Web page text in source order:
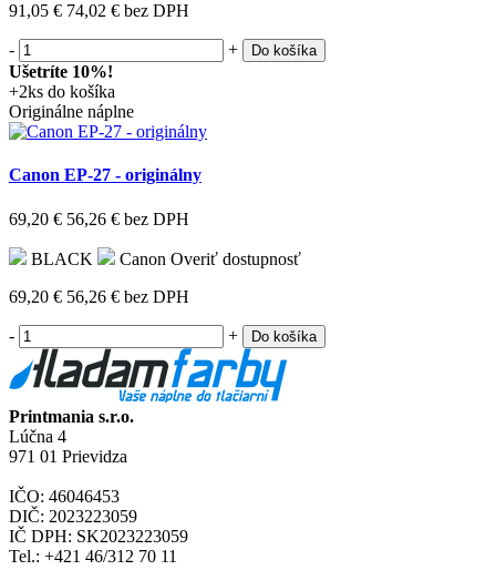
91,05 € 74,02 € bez DPH
- + Do košíka
Ušetríte 10%!
+2ks do košíka
Originálne náplne
Canon EP-27 - originálny
69,20 € 56,26 € bez DPH
BLACK Canon Overiť dostupnosť
69,20 € 56,26 € bez DPH
- + Do košíka
Printmania s.r.o.
Lúčna 4
971 01 Prievidza
IČO: 46046453
DIČ: 2023223059
IČ DPH: SK2023223059
Tel.: +421 46/312 70 11